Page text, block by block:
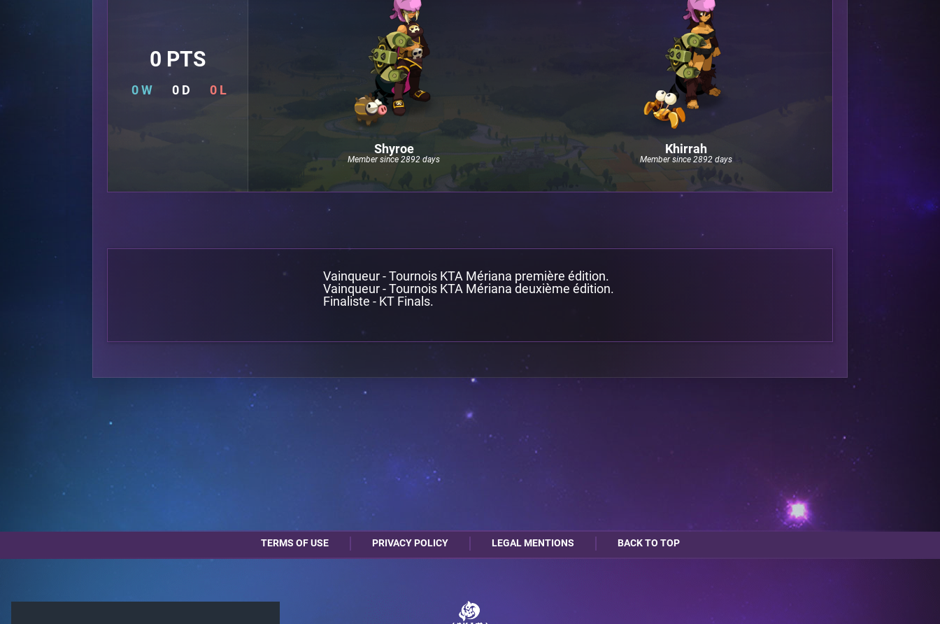
0 PTS
0 W 0 D 0 L
Shyroe
Member since 2892 days
Khirrah
Member since 2892 days
Vainqueur - Tournois KTA Mériana première édition.
Vainqueur - Tournois KTA Mériana deuxième édition.
Finaliste - KT Finals.
TERMS OF USE PRIVACY POLICY LEGAL MENTIONS BACK TO TOP